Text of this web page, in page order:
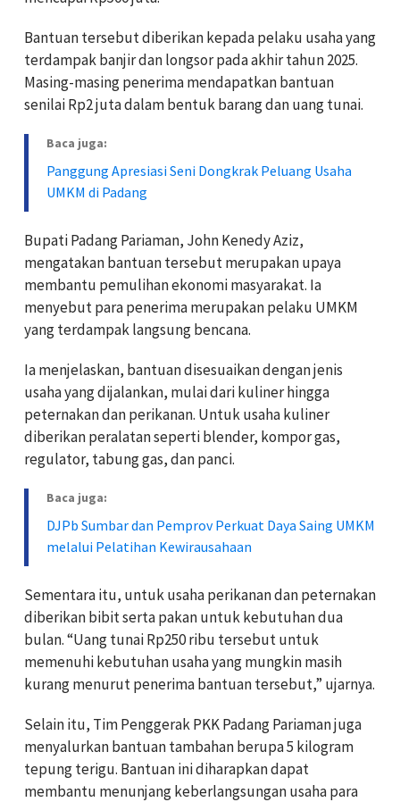
Bantuan tersebut diberikan kepada pelaku usaha yang
terdampak banjir dan longsor pada akhir tahun 2025.
Masing-masing penerima mendapatkan bantuan
senilai Rp2 juta dalam bentuk barang dan uang tunai.
Baca juga:
Panggung Apresiasi Seni Dongkrak Peluang Usaha
UMKM di Padang
Bupati Padang Pariaman, John Kenedy Aziz,
mengatakan bantuan tersebut merupakan upaya
membantu pemulihan ekonomi masyarakat. Ia
menyebut para penerima merupakan pelaku UMKM
yang terdampak langsung bencana.
Ia menjelaskan, bantuan disesuaikan dengan jenis
usaha yang dijalankan, mulai dari kuliner hingga
peternakan dan perikanan. Untuk usaha kuliner
diberikan peralatan seperti blender, kompor gas,
regulator, tabung gas, dan panci.
Baca juga:
DJPb Sumbar dan Pemprov Perkuat Daya Saing UMKM
melalui Pelatihan Kewirausahaan
Sementara itu, untuk usaha perikanan dan peternakan
diberikan bibit serta pakan untuk kebutuhan dua
bulan. “Uang tunai Rp250 ribu tersebut untuk
memenuhi kebutuhan usaha yang mungkin masih
kurang menurut penerima bantuan tersebut,” ujarnya.
Selain itu, Tim Penggerak PKK Padang Pariaman juga
menyalurkan bantuan tambahan berupa 5 kilogram
tepung terigu. Bantuan ini diharapkan dapat
membantu menunjang keberlangsungan usaha para